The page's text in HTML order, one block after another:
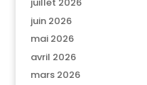
juillet 2026
juin 2026
mai 2026
avril 2026
mars 2026